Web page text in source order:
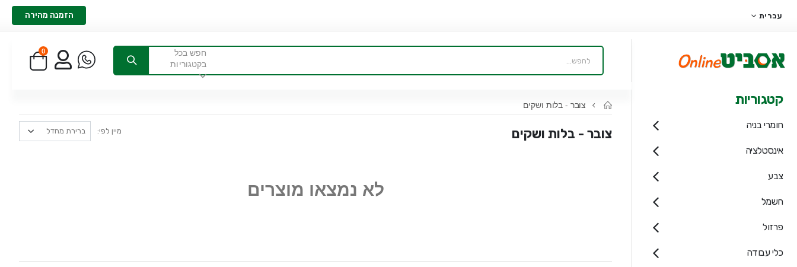
עברית הזמנה מהירה
חפש בכל
בקטגוריות
0
קטגוריות
חומרי בניה
אינסטלציה
צבע
חשמל
פרזול
כלי עבודה
צובר - בלות ושקים
צובר - בלות ושקים מיין לפי:
לא נמצאו מוצרים